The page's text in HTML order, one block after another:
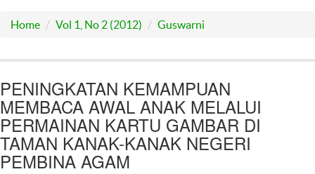
Home Vol 1, No 2 (2012) Guswarni
PENINGKATAN KEMAMPUAN
MEMBACA AWAL ANAK MELALUI
PERMAINAN KARTU GAMBAR DI
TAMAN KANAK-KANAK NEGERI
PEMBINA AGAM